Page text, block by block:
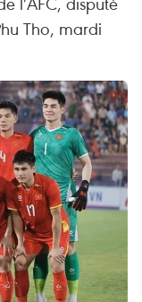
Tho, mardi